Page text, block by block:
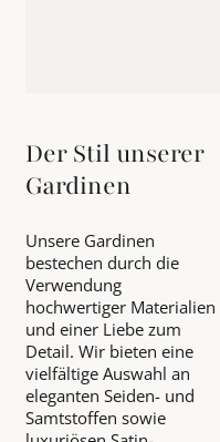
Der Stil unserer
Gardinen
Unsere Gardinen
bestechen durch die
Verwendung
hochwertiger Materialien
und einer Liebe zum
Detail. Wir bieten eine
vielfältige Auswahl an
eleganten Seiden- und
Samtstoffen sowie